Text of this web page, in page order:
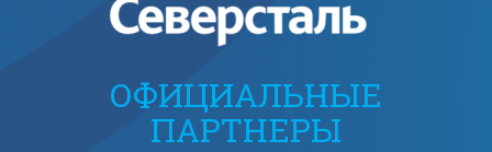
ОФИЦИАЛЬНЫЕ
ПАРТНЕРЫ